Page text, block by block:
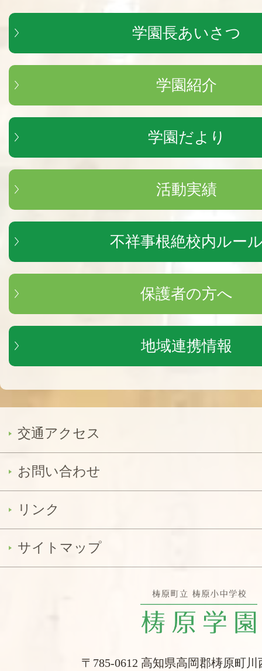
学園長あいさつ
学園紹介
学園だより
活動実績
不祥事根絶校内ルー
保護者の方へ
地域連携情報
交通アクセス
お問い合わせ
リンク
サイトマップ
〒785-0612 高知県高岡郡梼原町川